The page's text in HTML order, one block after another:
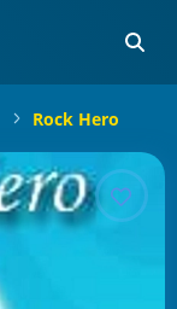
Rock Hero